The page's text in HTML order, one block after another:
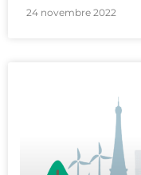
24 novembre 2022